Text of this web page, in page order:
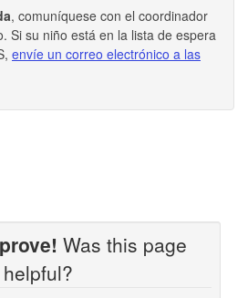
, comuníquese con el coordinador
Si su niño está en la lista de espera
envíe un correo electrónico a las
Was this page
helpful?